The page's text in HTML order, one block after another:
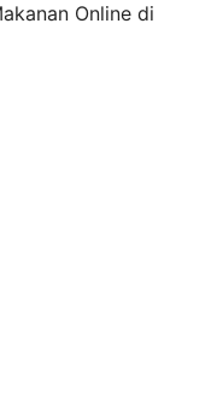
Online di